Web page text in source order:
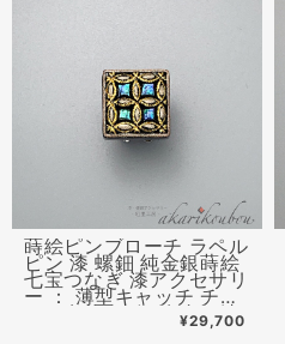
蒔絵ピンブローチ ラペル
ピン 漆 螺鈿 純金銀蒔絵
七宝つなぎ 漆アクセサリ
ー ： 薄型キャッチ チェ
ーン有 無 ２個付 金沢漆
¥29,700